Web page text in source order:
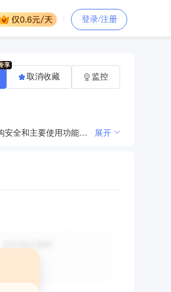
登录/注册
抽查工程质量责任主体和质量检测等单位执行有关建筑工程法律、法规和工程建设强制性标准的情况；抽查、抽测涉及工程主体结构安全和主要使用功能的工程实体质量；抽查工程质量责任主体和质量检测等单位的质量行为；抽查、抽测及工程主体结构安全和主要使用功能的主要建筑材料、建筑构配件的质量；抽查重要分部（子分部）的工程质量验收情况；对工程竣工验收进行监督；负责对建设工程各方责任主体工程质量的违法、违规行为的调查取证和核实，提出处罚意见，对质量工作不良记录进行核实登记和上报；接受并按规定处理工程质量方面的举报和投诉，组织或参与对工程质量事故的调查处理；定期对工程质量状况进行统计分析并公示；对涉及工程质量的参建各方责任主体的岗位人员履职尽责情况进行抽查；完成县住建局交办的其他工作。 展开
取消收藏 监控